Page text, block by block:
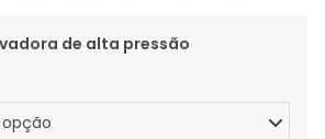
de alta pressão